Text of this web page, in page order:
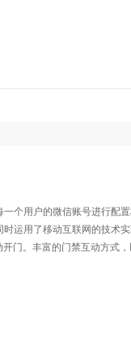
个用户的微信账号进行配
运用了移动互联网的技术
门。丰富的门禁互动方式